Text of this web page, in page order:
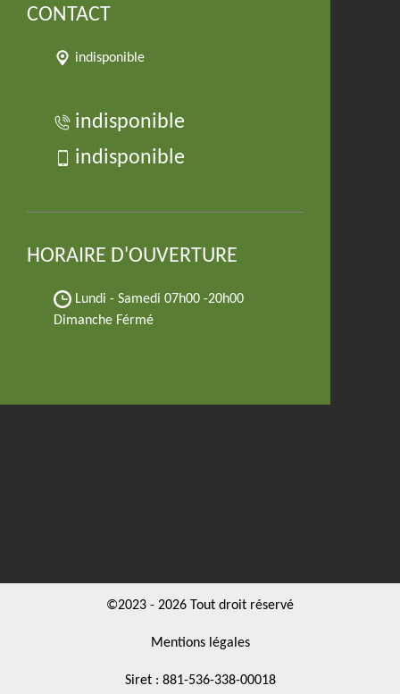
CONTACT
indisponible
indisponible
indisponible
HORAIRE D'OUVERTURE
Lundi - Samedi 07h00 -20h00
Dimanche Férmé
©2023 - 2026 Tout droit réservé
Mentions légales
Siret : 881-536-338-00018